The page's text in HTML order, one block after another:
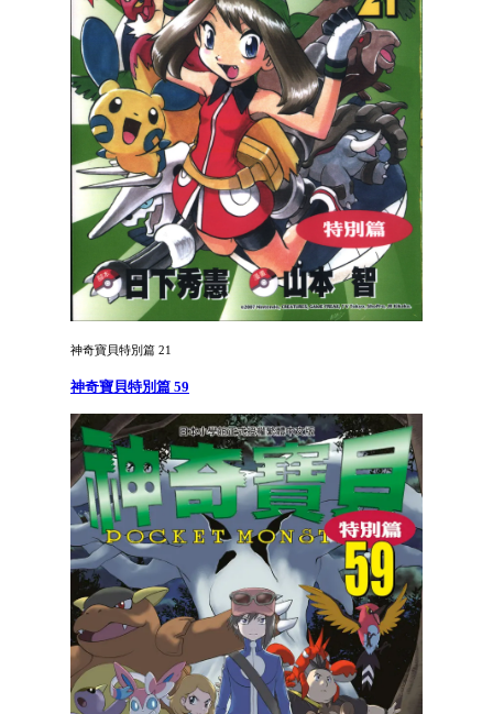
神奇寶貝特別篇 21
神奇寶貝特別篇 59